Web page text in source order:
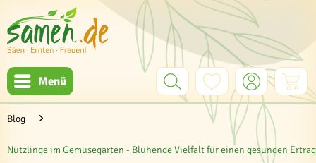
Menü
Blog
Nützlinge im Gemüsegarten - Blühende Vielfalt für einen gesunden Ertrag